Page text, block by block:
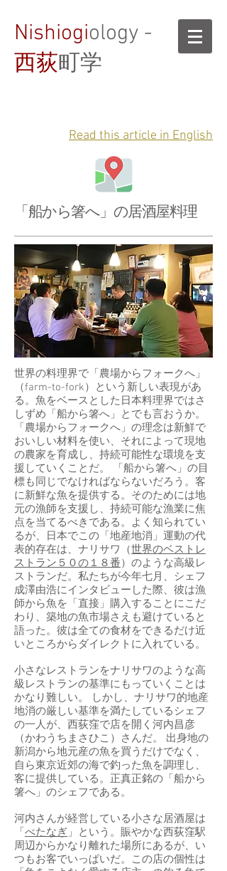
Nishiogiology -
西荻町学
Read this article in English
「船から箸へ」の居酒屋料理
世界の料理界で「農場からフォークへ」
（farm-to-fork）という新しい表現があ
る。魚をベースとした日本料理界ではさ
しずめ「船から箸へ」とでも言おうか。
「農場からフォークへ」の理念は新鮮で
おいしい材料を使い、それによって現地
の農家を育成し、持続可能性な環境を支
援していくことだ。 「船から箸へ」の目
標も同じでなければならないだろう。客
に新鮮な魚を提供する。そのためには地
元の漁師を支援し、持続可能な漁業に焦
点を当てるべきである。よく知られてい
るが、日本でこの「地産地消」運動の代
表的存在は、ナリサワ（世界のベストレ
ストラン５０の１８番）のような高級レ
ストランだ。私たちが今年七月、シェフ
成澤由浩にインタビューした際、彼は漁
師から魚を「直接」購入することにこだ
わり、築地の魚市場さえも避けていると
語った。彼は全ての食材をできるだけ近
いところからダイレクトに入れている。
小さなレストランをナリサワのような高
級レストランの基準にもっていくことは
かなり難しい。 しかし、ナリサワ的地産
地消の厳しい基準を満たしているシェフ
の一人が、西荻窪で店を開く河内昌彦
（かわうちまさひこ）さんだ。 出身地の
新潟から地元産の魚を買うだけでなく、
自ら東京近郊の海で釣った魚を調理し、
客に提供している。正真正銘の「船から
箸へ」のシェフである。
河内さんが経営している小さな居酒屋は
「 べたなぎ」という。賑やかな西荻窪駅
周辺からかなり離れた場所にあるが、い
つもお客でいっぱいだ。この店の個性は